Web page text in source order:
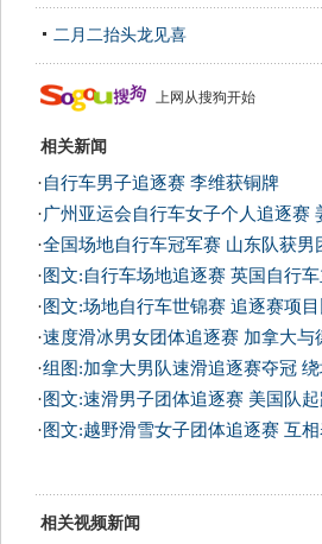
二月二抬头龙见喜
上网从搜狗开始
相关新闻
·自行车男子追逐赛 李维获铜牌
·广州亚运会自行车女子个人追逐赛
·全国场地自行车冠军赛 山东队获男
· 图文:自行车场地追逐赛 英国自行
· 图文:场地自行车世锦赛 追逐赛项
·速度滑冰男女团体追逐赛 加拿大与
·组图:加拿大男队速滑追逐赛夺冠
· 图文:速滑男子团体追逐赛 美国队
· 图文:越野滑雪女子团体追逐赛 互
相关视频新闻